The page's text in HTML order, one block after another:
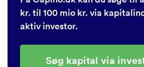
kr. til 100 mio kr. via
aktiv investor.
Søg kapital via